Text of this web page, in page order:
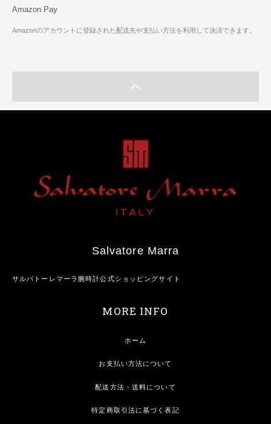
Amazon Pay
Amazonのアカウントに登録された配送先や支払い方法を利用して決済できます。
Salvatore Marra
サルバトーレマーラ腕時計公式ショッピングサイト
MORE INFO
ホーム
お支払い方法について
配送方法・送料について
特定商取引法に基づく表記